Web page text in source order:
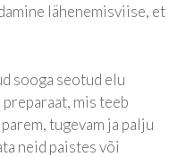
lähenemisviise, et
sooga seotud elu
mis teeb
tugevam ja palju
neid paistes või